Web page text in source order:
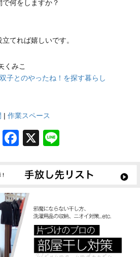
何をしますか？
てれば嬉しいです。
くみこ
子とのやったね！を探す暮らし
| 作業スペース
Facebook
X